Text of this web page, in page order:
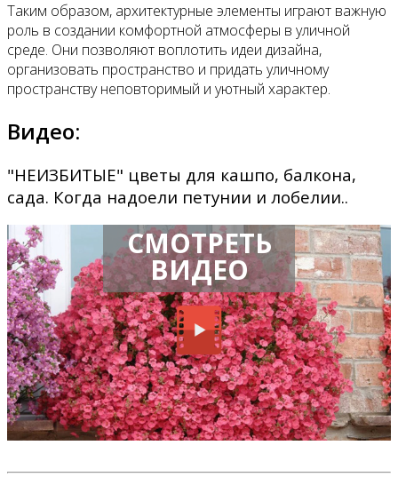
Таким образом, архитектурные элементы играют важную
роль в создании комфортной атмосферы в уличной
среде. Они позволяют воплотить идеи дизайна,
организовать пространство и придать уличному
пространству неповторимый и уютный характер.
Видео:
"НЕИЗБИТЫЕ" цветы для кашпо, балкона,
сада. Когда надоели петунии и лобелии..
СМОТРЕТЬ
ВИДЕО